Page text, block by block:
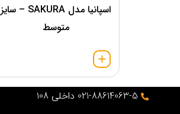
اسپانیا مدل SAKURA – سایز
متوسط
021-88614063-5 داخلی 108